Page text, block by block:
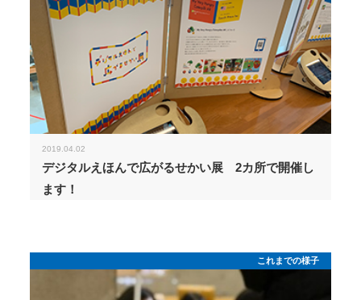
2019.04.02
デジタルえほんで広がるせかい展 2カ所で開催し
ます！
これまでの様子